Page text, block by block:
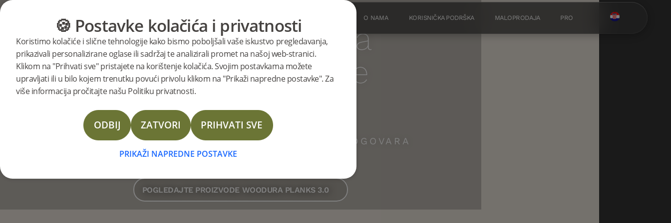
KATEGORIJE VODIČ ZA PODOVE O NAMA KORISNIČKA PODRŠKA MALOPRODAJA PRO
🍪 Postavke kolačića i privatnosti
Koristimo kolačiće i slične tehnologije kako bismo poboljšali vaše iskustvo pregledavanja,
prikazivali personalizirane oglase ili sadržaj te analizirali promet na našoj web-stranici.
Klikom na "Prihvati sve" pristajete na korištenje kolačića. Svojim postavkama možete
upravljati ili u bilo kojem trenutku povući privolu klikom na "Prikaži napredne postavke". Za
više informacija pročitajte našu Politiku privatnosti.
ODBIJ ZATVORI PRIHVATI SVE
PRIKAŽI NAPREDNE POSTAVKE
Raznolike klase za
različite unutarnje
prostore
VODIČ ZA ODABIR KLASE KOJA NAJBOLJE ODGOVARA
VAŠEM PROSTORU
POGLEDAJTE PROIZVODE WOODURA PLANKS 3.0